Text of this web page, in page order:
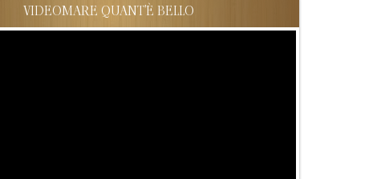
VIDEOMARE QUANT'È BELLO